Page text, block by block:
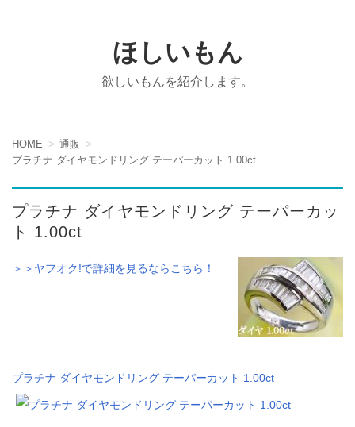
ほしいもん
欲しいもんを紹介します。
HOME
通販
プラチナ ダイヤモンドリング テーパーカット 1.00ct
プラチナ ダイヤモンドリング テーパーカッ
ト 1.00ct
＞＞ヤフオク!で詳細を見るならこちら！
プラチナ ダイヤモンドリング テーパーカット 1.00ct